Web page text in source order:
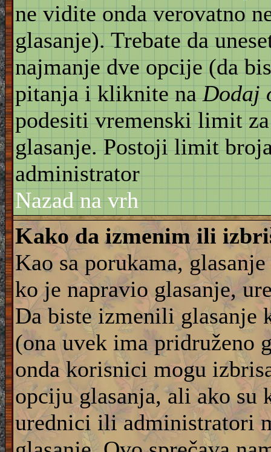
ne vidite onda verovatno
glasanje). Trebate da
najmanje dve opcije (da
pitanja i kliknite naDodaj
podesiti vremenski limit
glasanje. Postoji limit
administrator
Nazad na vrh
Kako da izmenim ili
Kao sa porukama,
ko je napravio glasanje,
Da biste izmenili glasanje
(ona uvek ima pridruženo
onda korisnici mogu
opciju glasanja, ali ako su
urednici ili administratori